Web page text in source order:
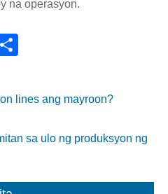
na operasyon.
lines ang mayroon?
sa ulo ng produksyon ng